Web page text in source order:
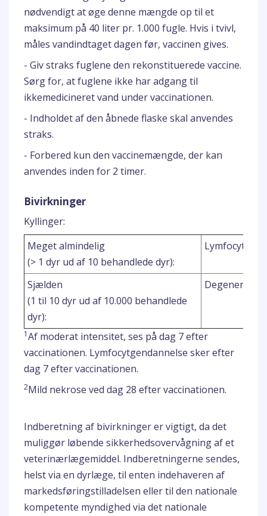
nødvendigt at øge denne mængde op til et
maksimum på 40 liter pr. 1.000 fugle. Hvis i tvivl,
måles vandindtaget dagen før, vaccinen gives.
- Giv straks fuglene den rekonstituerede vaccine.
Sørg for, at fuglene ikke har adgang til
ikkemedicineret vand under vaccinationen.
- Indholdet af den åbnede flaske skal anvendes
straks.
- Forbered kun den vaccinemængde, der kan
anvendes inden for 2 timer.
Bivirkninger
Kyllinger:
Meget almindelig
(> 1 dyr ud af 10 behandlede dyr):
Sjælden
(1 til 10 dyr ud af 10.000 behandlede
dyr):
1Af moderat intensitet, ses på dag 7 efter
vaccinationen. Lymfocytgendannelse sker efter
dag 7 efter vaccinationen.
2Mild nekrose ved dag 28 efter vaccinationen.
Indberetning af bivirkninger er vigtigt, da det
muliggør løbende sikkerhedsovervågning af et
veterinærlægemiddel. Indberetningerne sendes,
helst via en dyrlæge, til enten indehaveren af
markedsføringstilladelsen eller til den nationale
kompetente myndighed via det nationale